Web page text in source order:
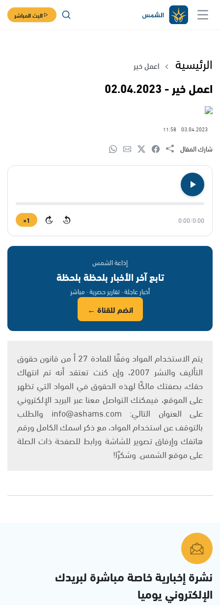
البث المباشر
الرئيسية اعمل خير
اعمل خير - 02.04.2023
03.04.2023
11:58
شارك المقال
0:00
/
0:00
15
15
1×
إذاعة الشمس
تابع آخر الأخبار بلحظة بلحظة
أخبار عاجلة · تقارير حصرية · مباشر
انضم للقناة ←
يتم الاستخدام المواد وفقًا للمادة 27 أ من قانون حقوق
التأليف والنشر 2007، وإن كنت تعتقد أنه تم انتهاك
حقك، بصفتك مالكًا لهذه الحقوق في المواد التي تظهر
على الموقع، فيمكنك التواصل معنا عبر البريد الإلكتروني
على العنوان التالي: info@ashams.com والطلب
بالتوقف عن استخدام المواد، مع ذكر اسمك الكامل ورقم
هاتفك وإرفاق تصوير للشاشة ورابط للصفحة ذات الصلة
على موقع الشمس. وشكرًا!
نشرة إخبارية خاصة مباشرة لبريدك
الإلكتروني يوميا